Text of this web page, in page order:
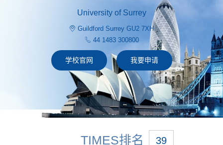
University of Surrey
Guildford Surrey GU2 7XH
44 1483 300800
学校官网 我要申请
39
TIMES排名